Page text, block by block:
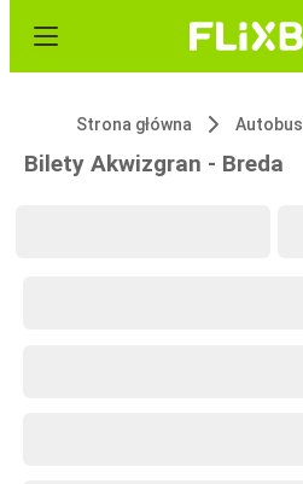
Strona główna Autobus
Bilety Akwizgran - Breda